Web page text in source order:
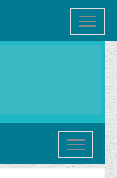
Toggle